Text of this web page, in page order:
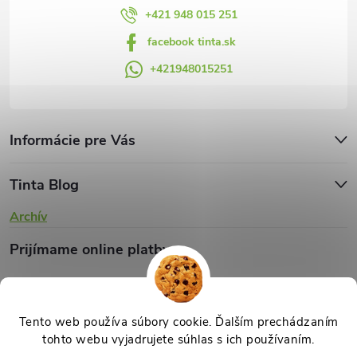
Tento web používa súbory cookie. Ďalším prechádzaním
tohto webu vyjadrujete súhlas s ich používaním.
s
u
+421 948 015 251
facebook tinta.sk
+421948015251
Informácie pre Vás
Tinta Blog
Archív
Prijímame online platby
TINTA.sk . Všetky práva vyhradené.